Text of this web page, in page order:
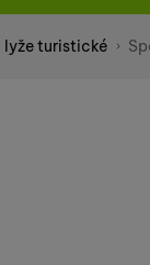
lyže turistické